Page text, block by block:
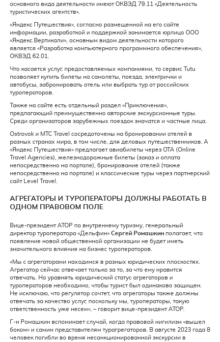
основного вида деятельности имеют ОКВЭД 79.11 «Деятельность
туристических агентств».
«Яндекс Путешествия», согласно размещенной на его сайте
информации, разработкой и поддержкой занимается юрлицо OOO
«Яндекс.Вертикали», основным видом деятельности которого
является «Разработка компьютерного программного обеспечения»,
ОКВЭД 62.01.
Что касается услуг, предоставляемых компаниями, то сервис Tutu
позволяет купить билеты на самолеты, поезда, электрички и
автобусы, забронировать отель или выбрать тур от российских
туроператоров.
Также на сайте есть отдельный раздел «Приключения»,
предлагающий преимущественно авторские экскурсионные туры.
Среди организаторов зарубежных поездок значатся и частные лица.
Ostrovok и МТС Travel сосредоточены на бронировании отелей в
разных странах мира, в том числе, для деловых путешественников. А
«Яндекс Путешествия» предлагает авиабилеты через OTA (Online
Travel Agencies), железнодорожные билеты (заказ и оплата
непосредственно на портале), бронирование отелей (также
непосредственно на портале) и классические туры через партнерский
сайт Level Travel.
АГРЕГАТОРЫ И ТУРОПЕРАТОРЫ ДОЛЖНЫ РАБОТАТЬ В
ОДНОМ ПРАВОВОМ ПОЛЕ
Вице-президент АТОР по внутреннему туризму, генеральный
директор туроператора «Дельфин» Сергей Ромашкин полагает, что
появление новой общественной организации не будет иметь
значительного влияния на бизнес туроператоров.
«Мы с агрегаторами находимся в разных юридических плоскостях.
Агрегатор сейчас отвечает только за то, за что ему нравится
отвечать. Но уравнять юридический статус агрегаторов и
туроператоров необходимо, чтобы турист был одинаково защищен.
Не исключаю, что регулятор сочтет, что агрегаторы также должны
отвечать за качество услуг, поскольку мы, туроператоры, такую
ответственность уже несем», – говорит вице-президент АТОР.
Г-н Ромашкин вспоминает случай, когда правовой нигилизм «вышел
боком» и самим представителям турагрегаторов. В августе 2023 года 8
человек погибли во время несанкционированной экскурсии в